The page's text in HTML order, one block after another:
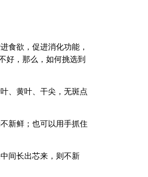
食欲，促进消化功能，
好，那么，如何挑选到
、黄叶、干尖，无斑点
新鲜；也可以用手抓住
间长出芯来，则不新